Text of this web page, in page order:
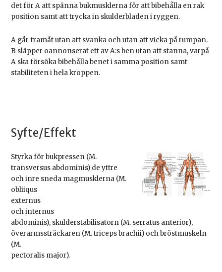
det för A att spänna bukmusklerna för att bibehålla en rak
position samt att trycka in skulderbladen i ryggen.
A går framåt utan att svanka och utan att vicka på rumpan.
B släpper oannonserat ett av A:s ben utan att stanna, varpå
A ska försöka bibehålla benet i samma position samt
stabiliteten i hela kroppen.
Syfte/Effekt
Styrka för bukpressen (M.
transversus abdominis) de yttre
och inre sneda magmusklerna (M.
obliiqus
externus
och internus
abdominis), skulderstabilisatorn (M. serratus anterior),
överarmssträckaren (M. triceps brachii) och bröstmuskeln
(M.
pectoralis major).